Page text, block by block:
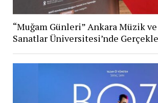
“Muğam Günleri” Ankara Müzik
Sanatlar Üniversitesi’nde